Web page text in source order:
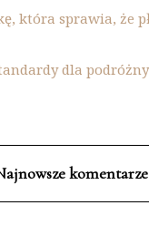
która sprawia, że
dla
komentarze